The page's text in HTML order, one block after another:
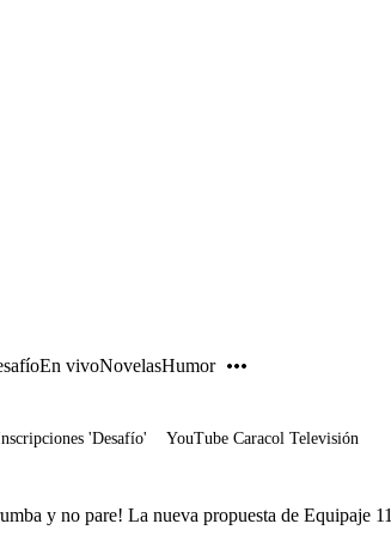
En vivoNovelasHumor
'Desafío' YouTube Caracol Televisión
y no pare! La nueva propuesta de Equipaje 11